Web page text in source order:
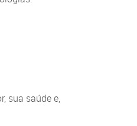
sua saúde e,